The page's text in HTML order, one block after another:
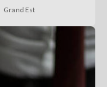
Grand Est